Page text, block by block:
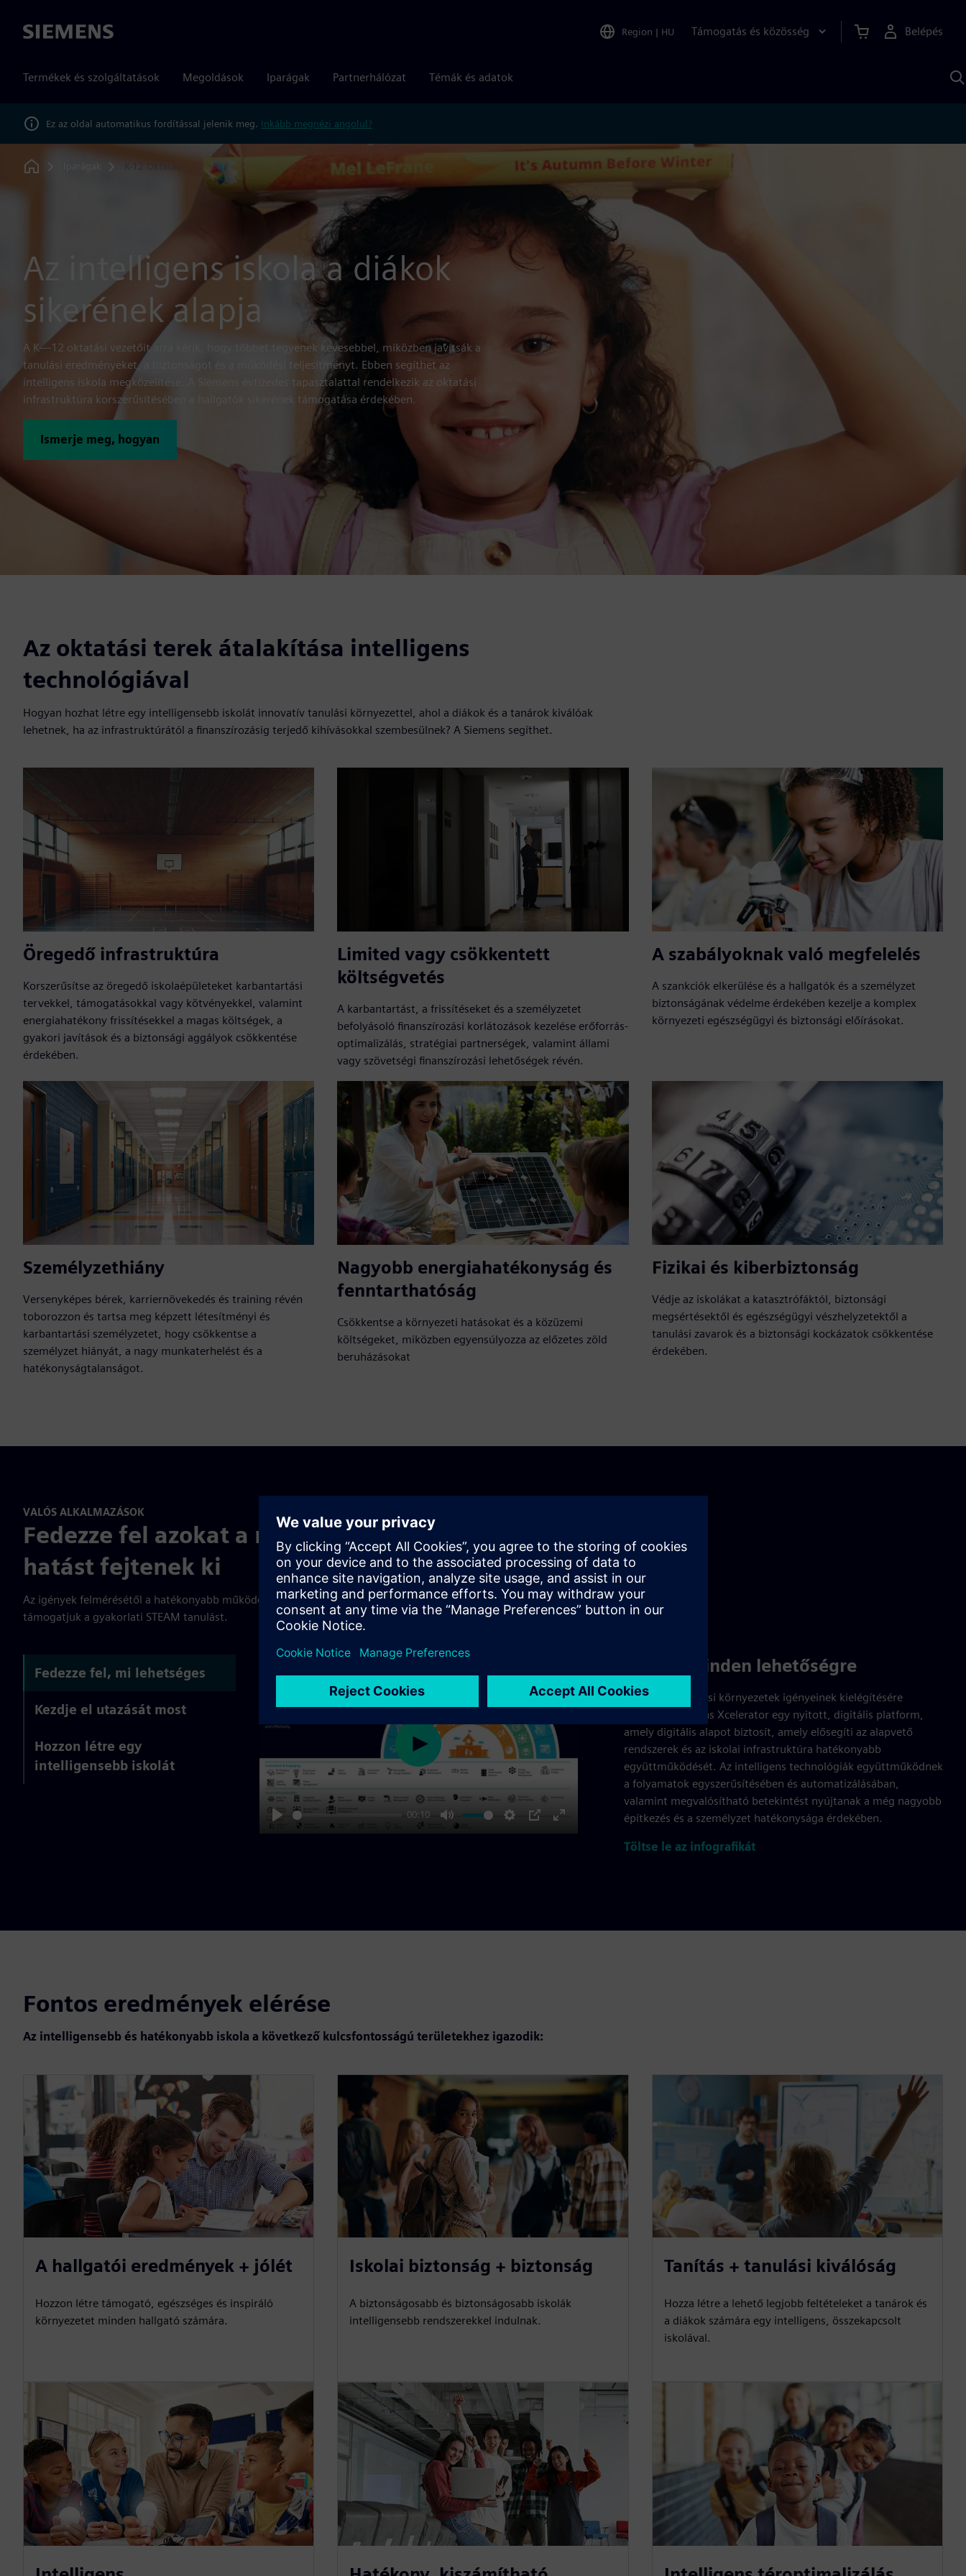
Siemens Region | HU Támogatás és közösség Belépés
Termékek és szolgáltatások Megoldások Iparágak Partnerhálózat Témák és adatok
Ez az oldal automatikus fordítással jelenik meg. Inkább megnézi angolul?
Home
Az intelligens iskola a diákok
sikerének alapja
A K—12 oktatási vezetőit arra kérik, hogy többet tegyenek kevesebbel, miközben javítsák a
tanulási eredményeket, a biztonságot és a működési teljesítményt. Ebben segíthet az
intelligens iskola megközelítése. A Siemens évtizedes tapasztalattal rendelkezik az oktatási
infrastruktúra korszerűsítésében a hallgatók sikerének támogatása érdekében.
Ismerje meg, hogyan
Az oktatási terek átalakítása intelligens
technológiával
Hogyan hozhat létre egy intelligensebb iskolát innovatív tanulási környezettel, ahol a diákok és a tanárok kiválóak
lehetnek, ha az infrastruktúrától a finanszírozásig terjedő kihívásokkal szembesülnek? A Siemens segíthet.
Öregedő infrastruktúra
Korszerűsítse az öregedő iskolaépületeket karbantartási
tervekkel, támogatásokkal vagy kötvényekkel, valamint
energiahatékony frissítésekkel a magas költségek, a
gyakori javítások és a biztonsági aggályok csökkentése
érdekében.
Limited vagy csökkentett
költségvetés
A karbantartást, a frissítéseket és a személyzetet
befolyásoló finanszírozási korlátozások kezelése erőforrás-
optimalizálás, stratégiai partnerségek, valamint állami
vagy szövetségi finanszírozási lehetőségek révén.
A szabályoknak való megfelelés
A szankciók elkerülése és a hallgatók és a személyzet
biztonságának védelme érdekében kezelje a komplex
környezeti egészségügyi és biztonsági előírásokat.
Személyzethiány
Versenyképes bérek, karriernövekedés és training révén
toborozzon és tartsa meg képzett létesítményi és
karbantartási személyzetet, hogy csökkentse a
személyzet hiányát, a nagy munkaterhelést és a
hatékonyságtalanságot.
Nagyobb energiahatékonyság és
fenntarthatóság
Csökkentse a környezeti hatásokat és a közüzemi
költségeket, miközben egyensúlyozza az előzetes zöld
beruházásokat
Fizikai és kiberbiztonság
Védje az iskolákat a katasztrófáktól, biztonsági
megsértésektől és egészségügyi vészhelyzetektől a
tanulási zavarok és a biztonsági kockázatok csökkentése
érdekében.
VALÓS ALKALMAZÁSOK
Fedezze fel azokat a megoldásokat, amelyek tartós
hatást fejtenek ki
Az igények felmérésétől a hatékonyabb működésig segíthetünk iskolájának vagy kerületének korszerűsítésében, és
támogatjuk a gyakorlati STEAM tanulást.
Fedezze fel, mi lehetséges
Kezdje el utazását most
Hozzon létre egy
intelligensebb iskolát
Play
00:10
Mute Settings
PIP
Enter
Play
Nyitott minden lehetőségre
A modern tanulási környezetek igényeinek kielégítésére
tervezett Siemens Xcelerator egy nyitott, digitális platform,
amely digitális alapot biztosít, amely elősegíti az alapvető
rendszerek és az iskolai infrastruktúra hatékonyabb
együttműködését. Az intelligens technológiák együttműködnek
a folyamatok egyszerűsítésében és automatizálásában,
valamint megvalósítható betekintést nyújtanak a még nagyobb
építkezés és a személyzet hatékonysága érdekében.
Töltse le az infografikát
Fontos eredmények elérése
Az intelligensebb és hatékonyabb iskola a következő kulcsfontosságú területekhez igazodik:
A hallgatói eredmények + jólét
Hozzon létre támogató, egészséges és inspiráló
környezetet minden hallgató számára.
Iskolai biztonság + biztonság
A biztonságosabb és biztonságosabb iskolák
intelligensebb rendszerekkel indulnak.
Tanítás + tanulási kiválóság
Hozza létre a lehető legjobb feltételeket a tanárok és
a diákok számára egy intelligens, összekapcsolt
iskolával.